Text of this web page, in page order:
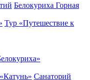
Белокуриха Горная
Тур «Путешествие к
Санаторий